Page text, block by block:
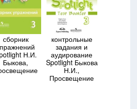
сборник
Н.И.
Быкова,
контрольные
задания и
аудирование
Spotlight Быкова
Н.И.,
Просвещение